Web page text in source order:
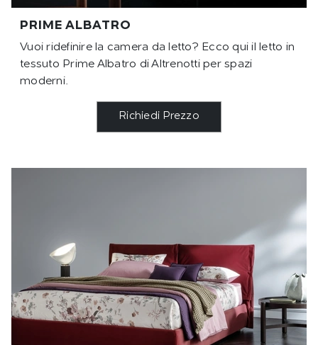
PRIME ALBATRO
Vuoi ridefinire la camera da letto? Ecco qui il letto in
tessuto Prime Albatro di Altrenotti per spazi
moderni.
Richiedi Prezzo